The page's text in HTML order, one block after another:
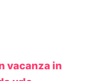
vacanza in